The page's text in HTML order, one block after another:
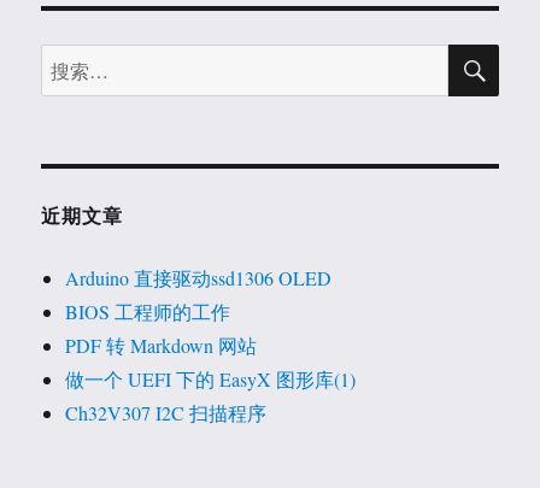
搜
索：
搜
近期文章
Arduino 直接驱动ssd1306 OLED
BIOS 工程师的工作
PDF 转 Markdown 网站
做一个 UEFI 下的 EasyX 图形库(1)
Ch32V307 I2C 扫描程序